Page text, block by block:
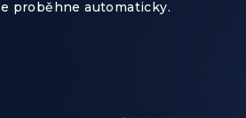
proběhne automaticky.